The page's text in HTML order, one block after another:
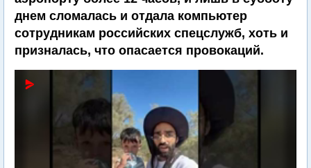
днем сломалась и отдала компьютер
сотрудникам российских спецслужб, хоть и
призналась, что опасается провокаций.